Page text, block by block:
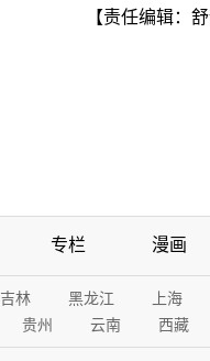
【责任编辑：舒
专栏 漫画
吉林 黑龙江 上海
贵州 云南 西藏